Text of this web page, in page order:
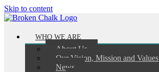
Skip to content
WHO WE ARE
About Us
Our Vision, Mission and Values
News